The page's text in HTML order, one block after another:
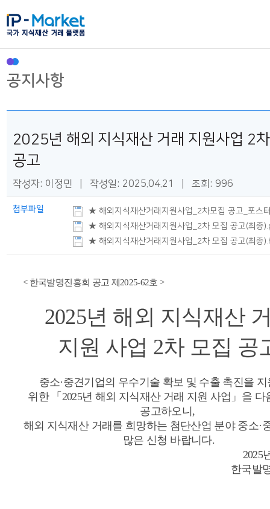
공지사항
2025년 해외 지식재산 거래 지원사업 2
공고
작성자: 이정민 | 작성일: 2025.04.21 | 조회: 996
첨부파일
★ 해외지식재산거래지원사업_2차모집 공고_포스
★ 해외지식재산거래지원사업_2차 모집 공고(최종
★ 해외지식재산거래지원사업_2차 모집 공고(최종
< 한국발명진흥회 공고 제2025-62호 >
2025년 해외 지식재산
지원 사업 2차 모집 공
중소·중견기업의 우수기술 확보 및 수출 촉진을
위한 「2025년 해외 지식재산 거래 지원 사업」을 다
공고하오니,
해외 지식재산 거래를 희망하는 첨단산업 분야 중소·
많은 신청 바랍니다.
2025
한국발